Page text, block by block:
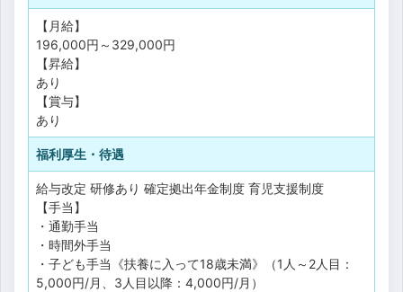
【月給】
196,000円～329,000円
【昇給】
あり
【賞与】
あり
福利厚生・待遇
給与改定 研修あり 確定拠出年金制度 育児支援制度
【手当】
・通勤手当
・時間外手当
・子ども手当《扶養に入って18歳未満》（1人～2人目：
5,000円/月、3人目以降：4,000円/月）